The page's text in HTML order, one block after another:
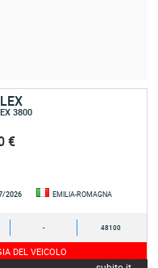
3800
€
2026 EMILIA-ROMAGNA
- 48100
DEL VEICOLO